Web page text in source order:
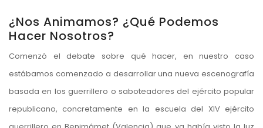
¿Nos Animamos? ¿Qué Podemos
Hacer Nosotros?
Comenzó el debate sobre qué hacer, en nuestro caso
estábamos comenzado a desarrollar una nueva escenografía
basada en los guerrillero o saboteadores del ejército popular
republicano, concretamente en la escuela del XIV ejército